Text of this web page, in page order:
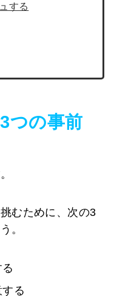
する
つの事前
むために、次の3
。
る